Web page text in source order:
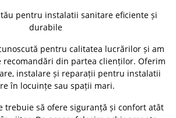
tău pentru instalatii sanitare eficiente și
durabile
pentru calitatea lucrărilor și am
recomandări din partea clienților. Oferim
instalare și reparații pentru instalatii
în locuințe sau spații mari.
trebuie să ofere siguranță și confort atât